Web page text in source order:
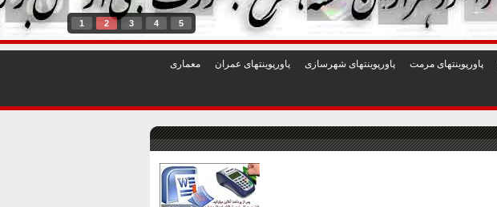
1 2 3 4 5
پاورپوينتهای مرمت پاورپوينتهای شهرسازی پاورپوينتهای عمران معماری